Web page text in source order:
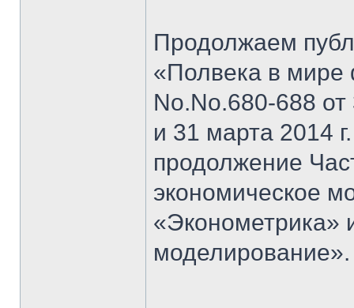
Продолжаем
«Полвека в мире
No.No.680-688
и 31 марта 2014
продолжение
экономическое
«Эконометрика»
моделирование».